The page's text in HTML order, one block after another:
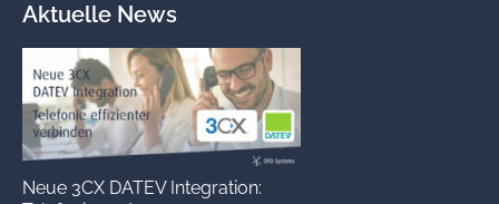
Aktuelle News
Neue 3CX DATEV Integration: